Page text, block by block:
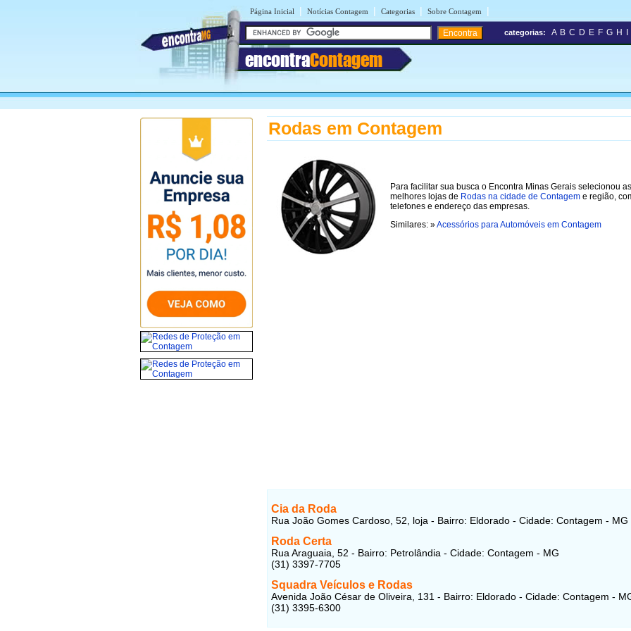
Página Inicial | Notícias Contagem | Categorias | Sobre Contagem |
encontraContagem
categorias: A B C D E F G H
Rodas em Contagem
Para facilitar sua busca o Encontra Minas Gerais selecionou as
melhores lojas de Rodas na cidade de Contagem e região,
telefones e endereço das empresas.
Similares: »Acessórios para Automóveis em Contagem
Cia da Roda
Rua João Gomes Cardoso, 52, loja - Bairro: Eldorado - Cidade: Contagem - MG
Roda Certa
Rua Araguaia, 52 - Bairro: Petrolândia - Cidade: Contagem - MG
(31) 3397-7705
Squadra Veículos e Rodas
Avenida João César de Oliveira, 131 - Bairro: Eldorado - Cidade: Contagem -
(31) 3395-6300